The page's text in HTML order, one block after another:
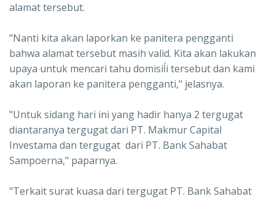
alamat tersebut.
"Nanti kita akan laporkan ke panitera pengganti
bahwa alamat tersebut masih valid. Kita akan lakukan
upaya untuk mencari tahu domisiĺi tersebut dan kami
akan laporan ke panitera pengganti," jelasnya.
"Untuk sidang hari ini yang hadir hanya 2 tergugat
diantaranya tergugat dari PT. Makmur Capital
Investama dan tergugat dari PT. Bank Sahabat
Sampoerna," paparnya.
"Terkait surat kuasa dari tergugat PT. Bank Sahabat